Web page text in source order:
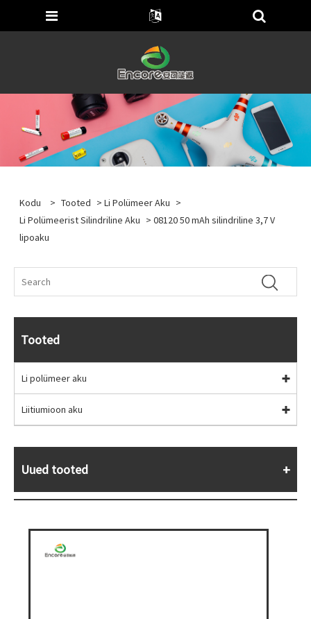
Kodu > Tooted >Li Polümeer Aku >
Li Polümeerist Silindriline Aku > 08120 50 mAh silindriline 3,7 V
lipoaku
Tooted
Li polümeer aku
Liitiumioon aku
Uued tooted